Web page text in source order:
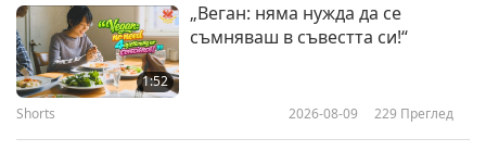
Как да имаме мирен живот
1:52
„Веган: няма нужда да се
съмняваш в съвестта си!“
Shorts 2026-08-09 229 Преглед